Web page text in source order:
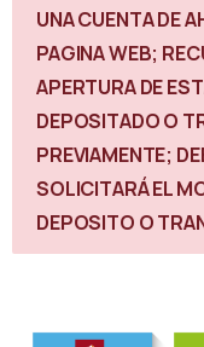
UNA CUENTA DE
PAGINA WEB;
APERTURA DE
DEPOSITADO O
PREVIAMENTE;
SOLICITARÁ EL
DEPOSITO O